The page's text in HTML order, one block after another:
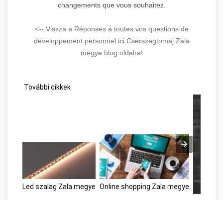
changements que vous souhaitez.
<-- Vissza a Réponses à toutes vos questions de
développement personnel ici Cserszegtomaj Zala
megye blog oldalra!
További cikkek
Led szalag Zala megye Online shopping Zala megye